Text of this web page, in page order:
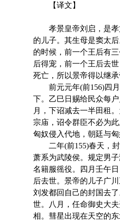
【译文】
孝景皇帝刘启，是孝
的儿子。其生母是窦太
的时候，前一个王后有
后得宠，前一个王后去
死亡，所以景帝得以继承
前元元年(前156)四月
下。乙巳日赐给民众每
月，下诏减去一半田租
宗庙，诏令群臣不必为此
匈奴侵入代地，朝廷与匈
二年(前155)春天，封
萧系为武陵侯。规定男
名籍服徭役。四月壬午
后去世。景帝的儿子广
刘发都回自己的封国去
世。八月，任命御史大
相。彗星出现在天空的